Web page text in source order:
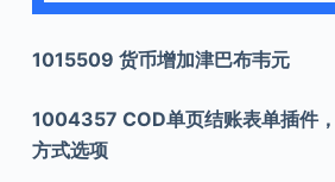
1015509 货币增加津巴布韦元
1004357 COD单页结账表单插件
方式选项